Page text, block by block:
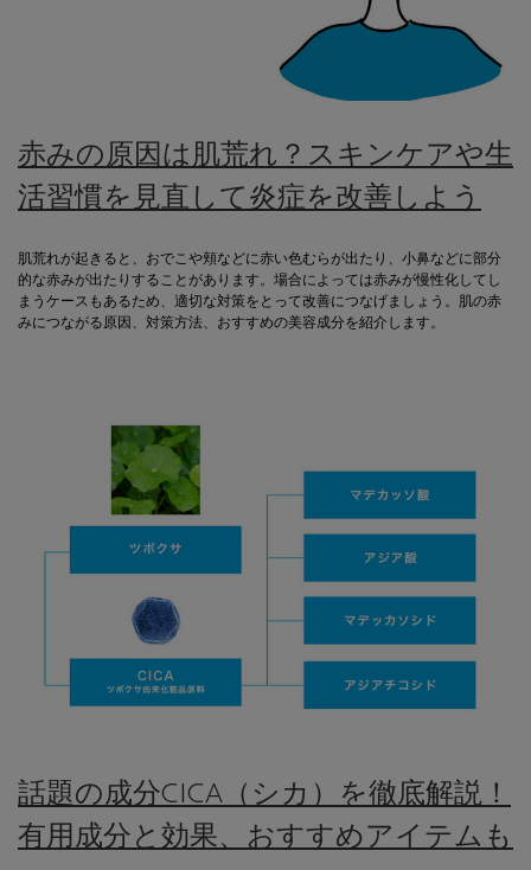
赤みの原因は肌荒れ？スキンケアや生
活習慣を見直して炎症を改善しよう
肌荒れが起きると、おでこや頬などに赤い色むらが出たり、小鼻などに部分
的な赤みが出たりすることがあります。場合によっては赤みが慢性化してし
まうケースもあるため、適切な対策をとって改善につなげましょう。肌の赤
みにつながる原因、対策方法、おすすめの美容成分を紹介します。
話題の成分CICA（シカ）を徹底解説！
有用成分と効果、おすすめアイテムも